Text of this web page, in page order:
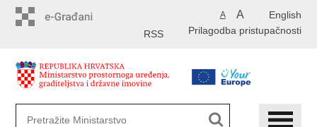
English
A A
Prilagodba pristupačnosti
RSS